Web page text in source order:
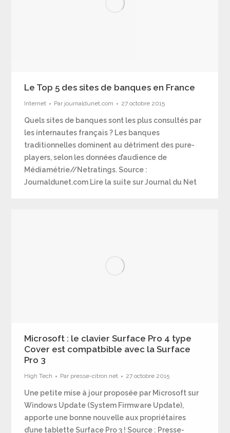
Le Top 5 des sites de banques en France
Internet Par journaldunet.com 27 octobre 2015
Quels sites de banques sont les plus consultés par
les internautes français ? Les banques
traditionnelles dominent au détriment des pure-
players, selon les données d’audience de
Médiamétrie//Netratings. Source :
Journaldunet.com Lire la suite sur Journal du Net
Microsoft : le clavier Surface Pro 4 type
Cover est compatbible avec la Surface
Pro 3
High Tech Par presse-citron.net 27 octobre 2015
Une petite mise à jour proposée par Microsoft sur
Windows Update (System Firmware Update),
apporte une bonne nouvelle aux propriétaires
d’une tablette Surface Pro 3 ! Source : Presse-